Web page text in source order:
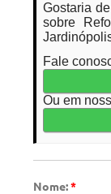
Gostaria
sobre
Fale
Ou em
Nome:*